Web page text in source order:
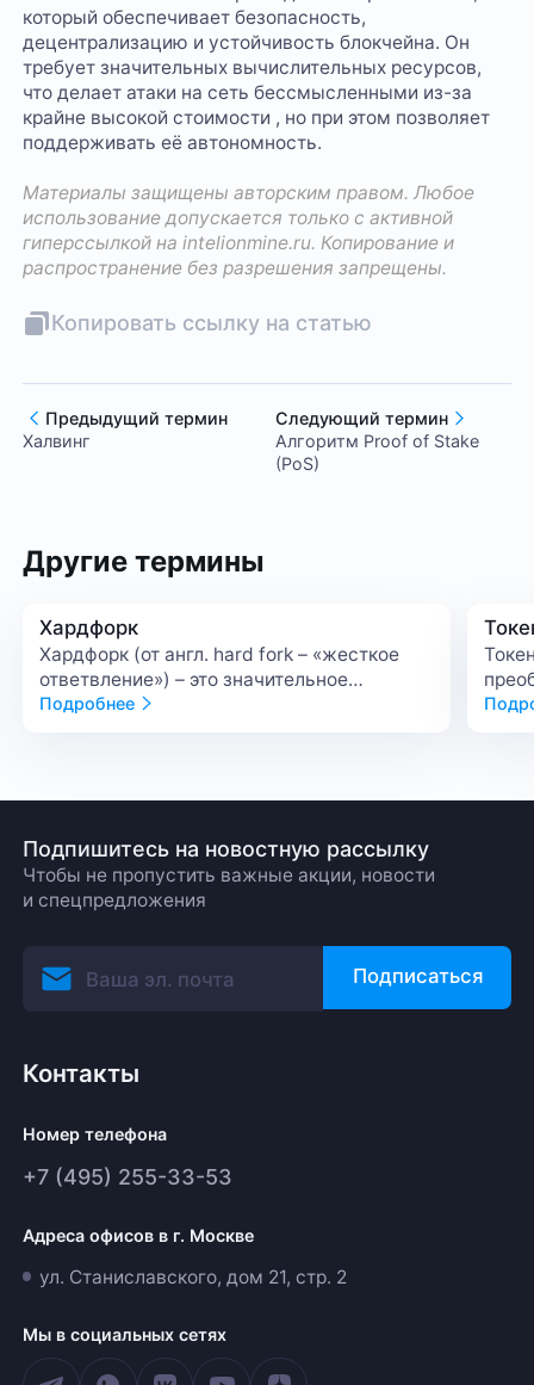
который обеспечивает безопасность,
децентрализацию и устойчивость блокчейна. Он
требует значительных вычислительных ресурсов,
что делает атаки на сеть бессмысленными из-за
крайне высокой стоимости , но при этом позволяет
поддерживать её автономность.
Материалы защищены авторским правом. Любое
использование допускается только с активной
гиперссылкой наintelionmine.ru. Копирование и
распространение без разрешения запрещены.
Копировать ссылку на статью
Предыдущий термин
Халвинг
Следующий термин
Алгоритм Proof of Stake
(PoS)
Другие термины
Хардфорк
Хардфорк (от англ. hard fork – «жесткое
ответвление») – это значительное
изменение протокола блокчейна, при
с обновлением кода, а с изменением
Подробнее
в
Подпишитесь на новостную рассылку
Чтобы не пропустить важные акции, новости
и спецпредложения
Подписаться
Контакты
Номер телефона
+7 (495) 255-33-53
Адреса офисов в г. Москве
ул. Станиславского, дом 21, стр. 2
Мы в социальных сетях